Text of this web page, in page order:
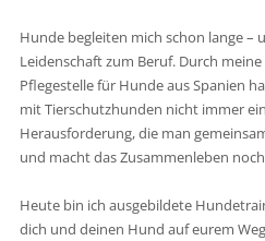
Hunde begleiten mich schon lange –
Leidenschaft zum Beruf. Durch
Pflegestelle für Hunde aus Spanien
mit Tierschutzhunden nicht immer
Herausforderung, die man
und macht das Zusammenleben
Heute bin ich ausgebildete
dich und deinen Hund auf eurem